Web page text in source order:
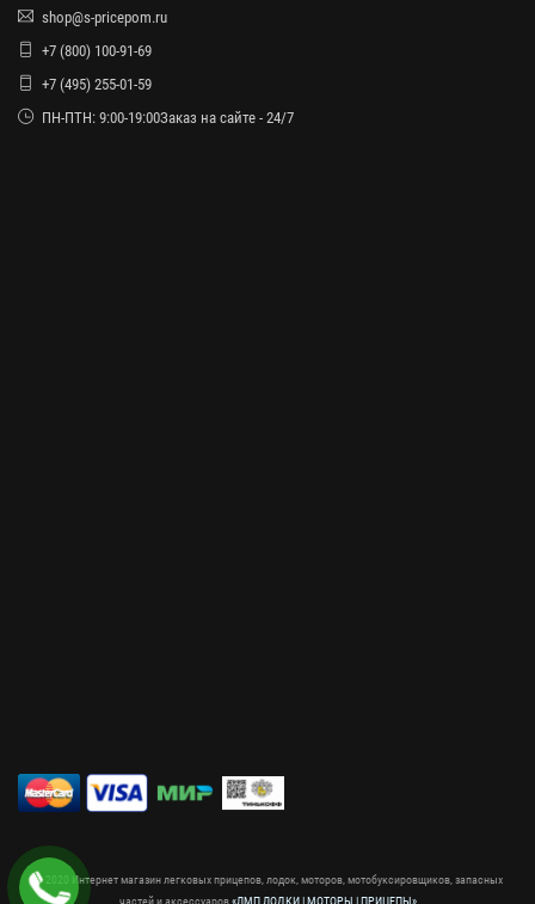
shop@s-pricepom.ru
+7 (800) 100-91-69
+7 (495) 255-01-59
ПН-ПТН: 9:00-19:00Заказ на сайте - 24/7
© 2020 Интернет магазин легковых прицепов, лодок, моторов, мотобуксировщиков, запасных
частей и аксессуаров«ЛМП ЛОДКИ | МОТОРЫ | ПРИЦЕПЫ»